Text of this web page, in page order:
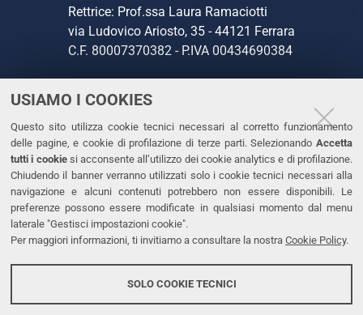
USIAMO I COOKIES
Questo sito utilizza cookie tecnici necessari al corretto funzionamento
delle pagine, e cookie di profilazione di terze parti. Selezionando Accetta
tutti i cookiesi acconsente all’utilizzo dei cookie analytics e di profilazione.
Chiudendo il banner verranno utilizzati solo i cookie tecnici necessari alla
navigazione e alcuni contenuti potrebbero non essere disponibili. Le
preferenze possono essere modificate in qualsiasi momento dal menu
laterale "Gestisci impostazioni cookie".
Per maggiori informazioni, ti invitiamo a consultare la nostra Cookie Policy.
SOLO COOKIE TECNICI
Rettrice: Prof.ssa Laura Ramaciotti
via Ludovico Ariosto, 35 - 44121 Ferrara
C.F. 80007370382 - P.IVA 00434690384
CONTATTI
Tel. +39 0532 293111
Fax. +39 0532 293031
PEC
LINKS
Dichiarazione di accessibilità
Protezione dati personali